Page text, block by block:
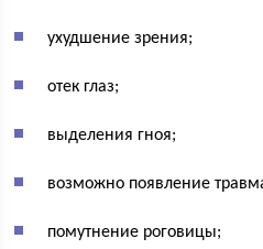
ухудшение зрения;
отек глаз;
выделения гноя;
возможно появление
помутнение роговицы;